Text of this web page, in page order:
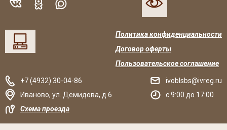
Политика конфиденциальности
Договор оферты
Пользовательское соглашение
+7 (4932) 30-04-86
Иваново, ул. Демидова, д.6
Схема проезда
ivoblsbs@ivreg.ru
c 9:00 до 17:00